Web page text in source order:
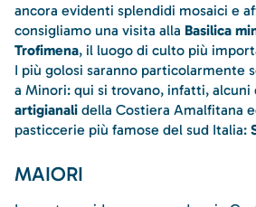
ancora evidenti splendidi mosaici e
consigliamo una visita alla Basilica
Trofimena, il luogo di culto più
I più golosi saranno particolarmente
a Minori: qui si trovano, infatti, alcuni
artigianali della Costiera Amalfitana
pasticcerie più famose del sud Italia:
MAIORI